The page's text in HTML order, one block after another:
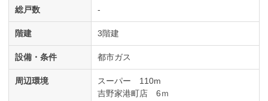
総戸数 -
階建 3階建
設備・条件 都市ガス
周辺環境
スーパー 110m
吉野家港町店 6ｍ